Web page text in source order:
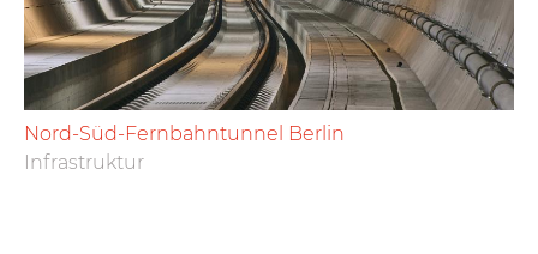
Nord-Süd-Fernbahntunnel Berlin
Infrastruktur